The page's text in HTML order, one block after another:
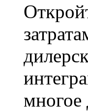
многое